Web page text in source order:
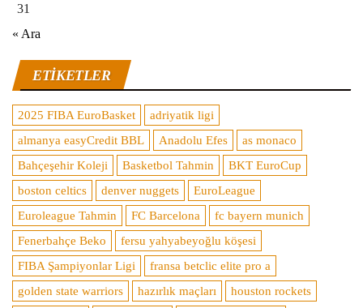
31
« Ara
ETIKETLER
2025 FIBA EuroBasket
adriyatik ligi
almanya easyCredit BBL
Anadolu Efes
as monaco
Bahçeşehir Koleji
Basketbol Tahmin
BKT EuroCup
boston celtics
denver nuggets
EuroLeague
Euroleague Tahmin
FC Barcelona
fc bayern munich
Fenerbahçe Beko
fersu yahyabeyoğlu köşesi
FIBA Şampiyonlar Ligi
fransa betclic elite pro a
golden state warriors
hazırlık maçları
houston rockets